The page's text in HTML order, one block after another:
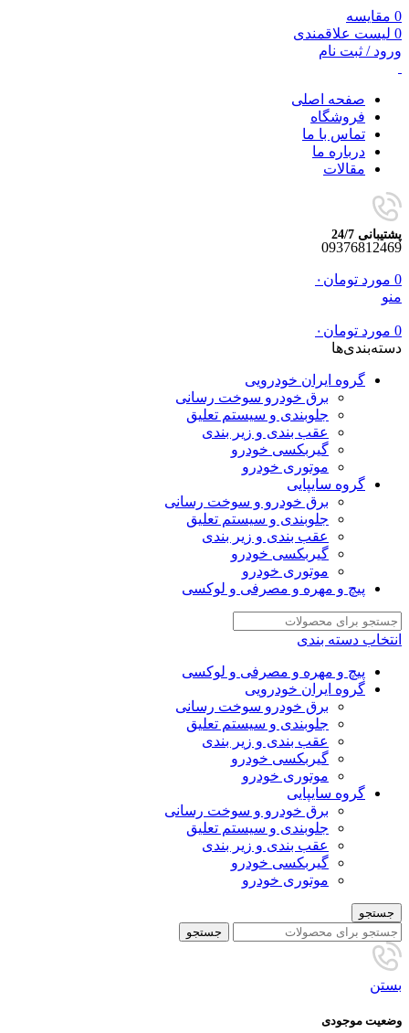
0 مقایسه
0 لیست علاقمندی
ورود / ثبت نام
صفحه اصلی
فروشگاه
تماس با ما
درباره ما
مقالات
پشتیبانی 24/7
09376812469
0 مورد تومان ۰
منو
0 مورد تومان ۰
دسته‌بندی‌ها
گروه ایران خودرویی
برق خودرو سوخت رسانی
جلوبندی و سیستم تعلیق
عقب بندی و زیر بندی
گیربکسی خودرو
موتوری خودرو
گروه سایپایی
برق خودرو و سوخت رسانی
جلوبندی و سیستم تعلیق
عقب بندی و زیر بندی
گیربکسی خودرو
موتوری خودرو
پیچ و مهره و مصرفی و لوکسی
انتخاب دسته بندی
پیچ و مهره و مصرفی و لوکسی
گروه ایران خودرویی
برق خودرو سوخت رسانی
جلوبندی و سیستم تعلیق
عقب بندی و زیر بندی
گیربکسی خودرو
موتوری خودرو
گروه سایپایی
برق خودرو و سوخت رسانی
جلوبندی و سیستم تعلیق
عقب بندی و زیر بندی
گیربکسی خودرو
موتوری خودرو
جستجو
جستجو
بستن
وضعیت موجودی